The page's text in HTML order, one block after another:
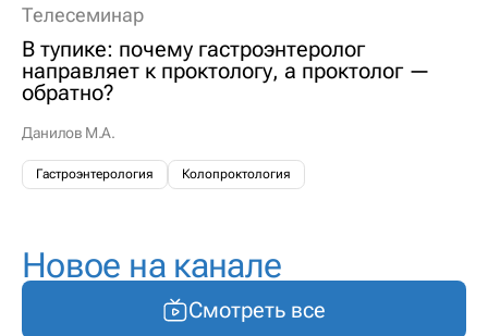
Телесеминар
В тупике: почему гастроэнтеролог
направляет к проктологу, а проктолог —
обратно?
Данилов М.А.
Гастроэнтерология Колопроктология
Новое на канале
Смотреть все